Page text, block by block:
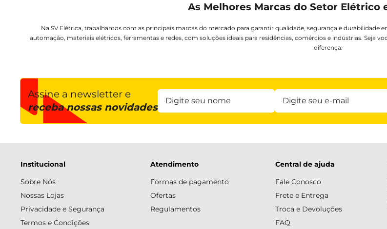
As Melhores Marcas do Setor Elétrico
Na SV Elétrica, trabalhamos com as principais marcas do mercado para garantir qualidade, segurança e
automação, materiais elétricos, ferramentas e redes, com soluções ideais para residências, comércios e indústrias. Seja
diferença.
Assine a newsletter e
receba nossas novidades
Institucional
Sobre Nós
Nossas Lojas
Privacidade e Segurança
Termos e Condições
Atendimento
Formas de pagamento
Ofertas
Regulamentos
Central de ajuda
Fale Conosco
Frete e Entrega
Troca e Devoluções
FAQ